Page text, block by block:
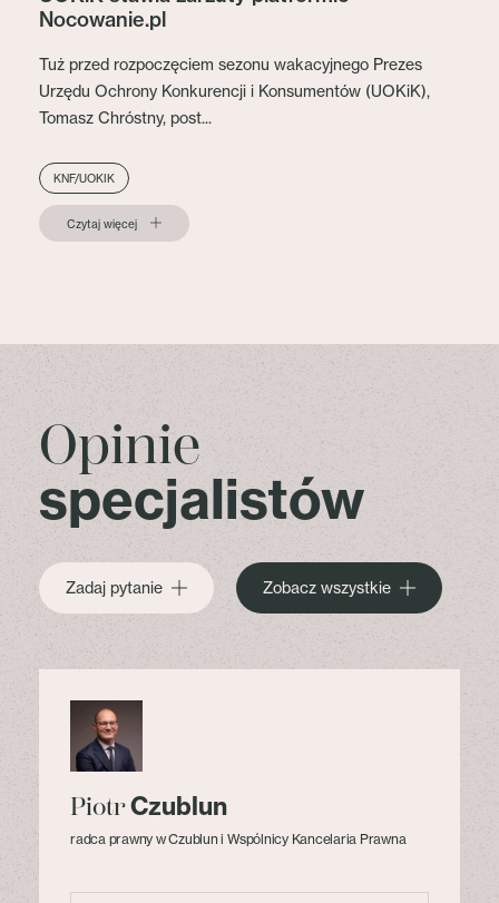
Nocowanie.pl
Tuż przed rozpoczęciem sezonu wakacyjnego Prezes
Urzędu Ochrony Konkurencji i Konsumentów (UOKiK),
Tomasz Chróstny, post...
KNF/UOKIK
Czytaj więcej
Opinie
specjalistów
Zadaj pytanie Zobacz wszystkie
PiotrCzublun
radca prawny w Czublun i Wspólnicy Kancelaria Prawna